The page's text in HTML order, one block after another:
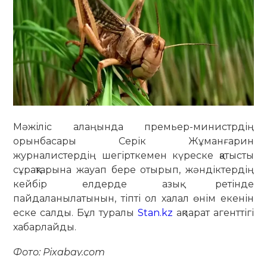
Мәжіліс алаңында премьер-министрдің
орынбасары Серік Жұманғарин
журналистердің шегірткемен күреске қатысты
сұрақтарына жауап бере отырып, жәндіктердің
кейбір елдерде азық ретінде
пайдаланылатынын, тіпті ол халал өнім екенін
еске салды. Бұл туралы Stan.kz ақпарат агенттігі
хабарлайды.
Фото: Pixabay.com